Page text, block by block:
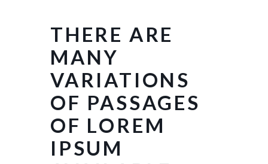
THERE ARE
MANY
VARIATIONS
OF PASSAGES
OF LOREM
IPSUM